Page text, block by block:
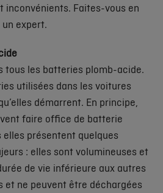
inconvénients. Faites-vous en
expert.
tous les batteries plomb-acide.
utilisées dans les voitures
démarrent. En principe,
faire office de batterie
présentent quelques
: elles sont volumineuses et
de vie inférieure aux autres
et ne peuvent être déchargées